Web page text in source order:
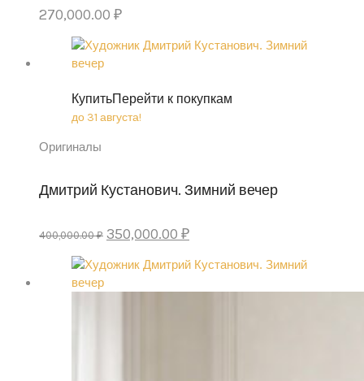
270,000.00 ₽
КупитьПерейти к покупкам
до 31 августа!
Оригиналы
Дмитрий Кустанович. Зимний вечер
400,000.00 ₽ Original
was:
400,000.00 ₽.
350,000.00 ₽Current
is:
350,000.00 ₽.